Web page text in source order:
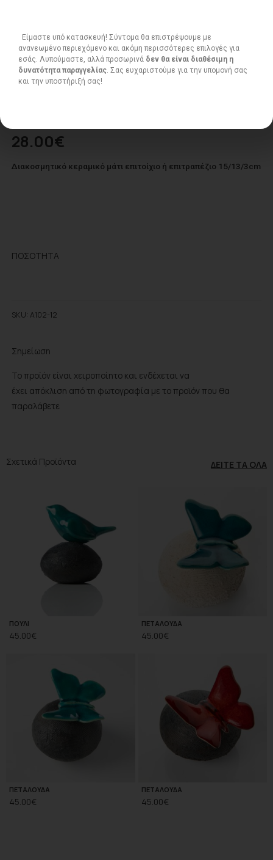
28.00€
Διακοσμητικό κεραμικό μάτι επιτοίχιο ή επιτραπέζιο 15/13/3cm
ΠΟΣΌΤΗΤΑ
SKU: A102-12
Σημείωση
Το προϊόν είναι χειροποίητο και ενδέχεται να
έχει απόκλιση από τη φωτογραφία με το προϊόν που θα
παραλάβετε
Σχετικά Προϊόντα ΔΕΊΤΕ ΤΑ ΌΛΑ
ΠΟΥΛΙ
45.00€
ΠΕΤΑΛΟΥΔΑ
45.00€
ΠΕΤΑΛΟΥΔΑ
45.00€
ΠΕΤΑΛΟΥΔΑ
45.00€
Είμαστε υπό κατασκευή! Σύντομα θα επιστρέψουμε με
ανανεωμένο περιεχόμενο και ακόμη περισσότερες επιλογές για
εσάς. Λυπούμαστε, αλλά προσωρινά δεν θα είναι διαθέσιμη η
δυνατότητα παραγγελίας . Σας ευχαριστούμε για την υπομονή σας
και την υποστήριξή σας!